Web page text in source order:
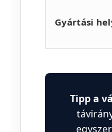
Gyártási
Tipp a